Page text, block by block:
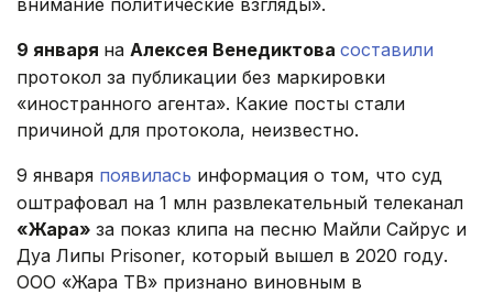
9 января на Алексея Венедиктова составили
протокол за публикации без маркировки
«иностранного агента». Какие посты стали
причиной для протокола, неизвестно.
9 января появилась информация о том, что суд
оштрафовал на 1 млн развлекательный телеканал
«Жара» за показ клипа на песню Майли Сайрус и
Дуа Липы Prisoner, который вышел в 2020 году.
ООО «Жара ТВ» признано виновным в